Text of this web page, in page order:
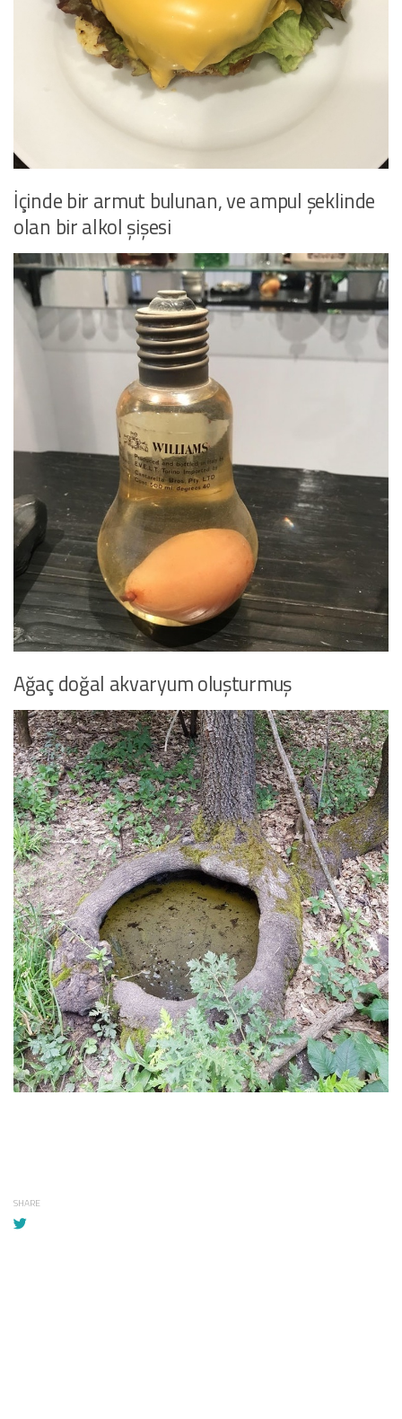
İçinde bir armut bulunan, ve ampul şeklinde
olan bir alkol şişesi
Ağaç doğal akvaryum oluşturmuş
SHARE